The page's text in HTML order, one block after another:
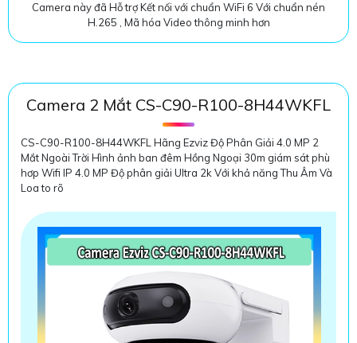
Camera này đã Hỗ trợ Kết nối với chuẩn WiFi 6 Với chuẩn nén
H.265 , Mã hóa Video thông minh hơn
Camera 2 Mắt CS-C90-R100-8H44WKFL
CS-C90-R100-8H44WKFL Hãng Ezviz Độ Phân Giải 4.0 MP 2
Mắt Ngoài Trời Hình ảnh ban đêm Hồng Ngoại 30m giám sát phù
hơp Wifi IP 4.0 MP Độ phân giải Ultra 2k Với khả năng Thu Âm Và
Loa to rõ